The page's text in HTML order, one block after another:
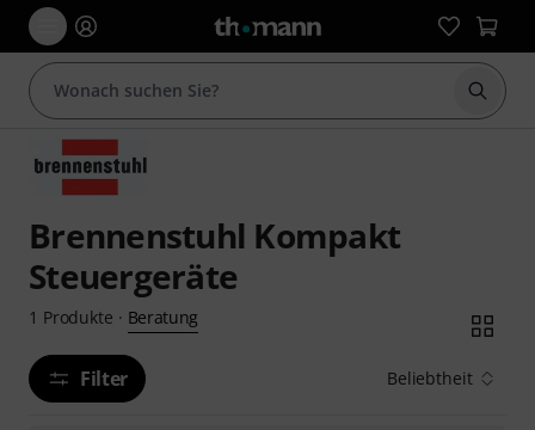
Suche
Brennenstuhl Kompakt
Steuergeräte
1 Produkte · Beratung
Filter Beliebtheit